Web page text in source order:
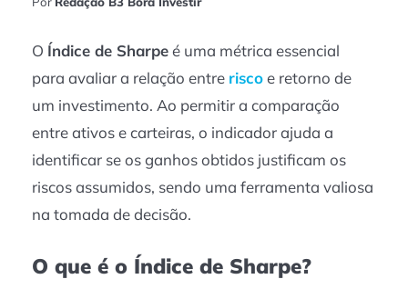
O Índice de Sharpeé uma métrica essencial
para avaliar a relação entre riscoe retorno de
um investimento. Ao permitir a comparação
entre ativos e carteiras, o indicador ajuda a
identificar se os ganhos obtidos justificam os
riscos assumidos, sendo uma ferramenta valiosa
na tomada de decisão.
O que é o Índice de Sharpe?